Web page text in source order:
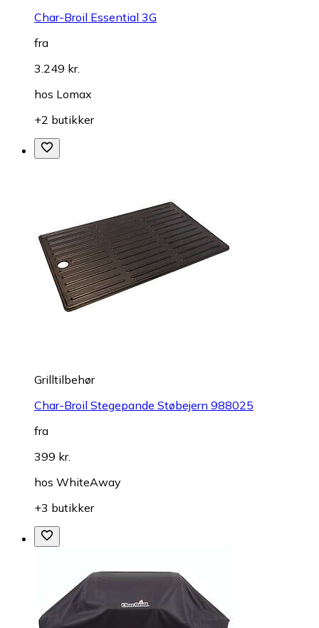
Char-Broil Essential 3G
fra
3.249 kr.
hos Lomax
+2 butikker
Grilltilbehør
Char-Broil Stegepande Støbejern 988025
fra
399 kr.
hos WhiteAway
+3 butikker